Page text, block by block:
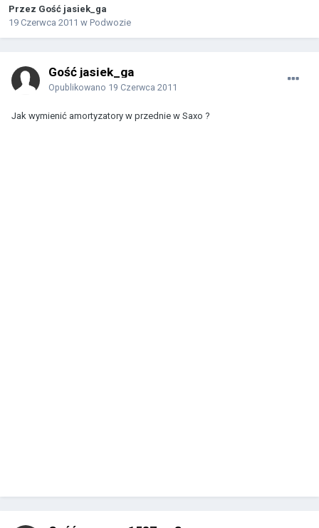
Przez Gość jasiek_ga
19 Czerwca 2011 w Podwozie
Gość jasiek_ga
Opublikowano 19 Czerwca 2011
Jak wymienić amortyzatory w przednie w Saxo ?